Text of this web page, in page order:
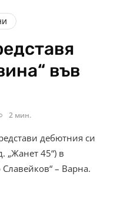
във
2 мин.
дебютния си
„Жанет 45“) в
– Варна.